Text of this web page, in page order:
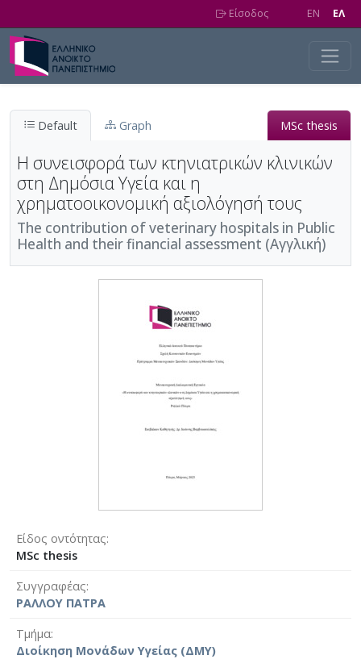
Είσοδος EN EΛ
Default Graph MSc thesis
Η συνεισφορά των κτηνιατρικών κλινικών
στη Δημόσια Υγεία και η
χρηματοοικονομική αξιολόγησή τους
The contribution of veterinary hospitals in Public
Health and their financial assessment (Αγγλική)
Είδος οντότητας
MSc thesis
Συγγραφέας
ΡΑΛΛΟΥ ΠΑΤΡΑ
Τμήμα
Διοίκηση Μονάδων Υγείας (ΔΜΥ)